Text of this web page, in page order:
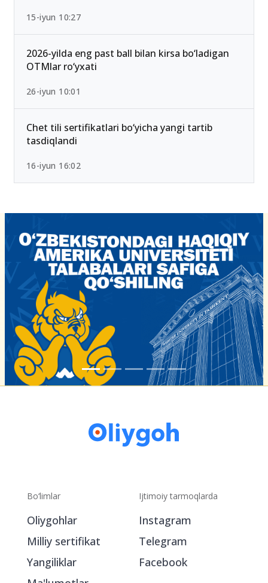
15-iyun 10:27
2026-yilda eng past ball bilan kirsa bo‘ladigan
OTMlar ro‘yxati
26-iyun 10:01
Chet tili sertifikatlari bo‘yicha yangi tartib
tasdiqlandi
16-iyun 16:02
Bo‘limlar
Oliygohlar
Milliy sertifikat
Yangiliklar
Ijtimoiy tarmoqlarda
Instagram
Telegram
Facebook